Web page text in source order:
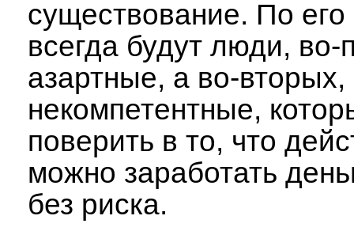
существование. По
всегда будут люди, во-
азартные, а во-вторых,
некомпетентные,
поверить в то, что
можно заработать
без риска.